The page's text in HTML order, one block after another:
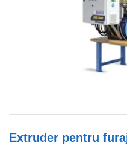
Extruder pentru